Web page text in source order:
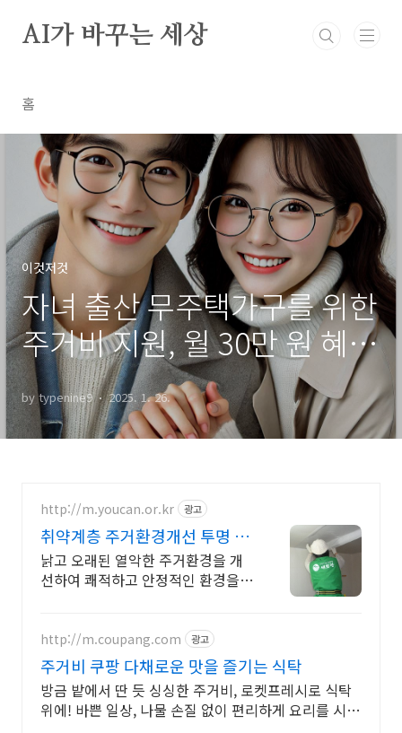
AI가 바꾸는 세상
홈
이것저것
자녀 출산 무주택가구를 위한
주거비 지원, 월 30만 원 혜
택!
by typenine9 2025. 1. 26.
http://m.youcan.or.kr 광고
취약계층 주거환경개선 투명 경
영 NGO
낡고 오래된 열악한 주거환경을 개
선하여 쾌적하고 안정적인 환경을
http://m.coupang.com 광고
주거비 쿠팡 다채로운 맛을 즐기는 식탁
방금 밭에서 딴 듯 싱싱한 주거비, 로켓프레시로 식탁
위에! 바쁜 일상, 나물 손질 없이 편리하게 요리를 시작